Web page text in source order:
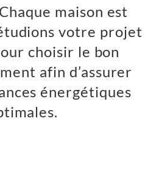
maison est
votre projet
choisir le bon
afin d’assurer
énergétiques